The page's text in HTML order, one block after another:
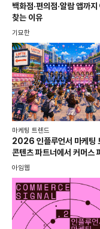
백화점·편의점·알람 앱까
찾는 이유
기묘한
마케팅 트렌드
2026 인플루언서 마케팅
콘텐츠 파트너에서 커머스
아임웹